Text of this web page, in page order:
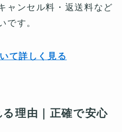
ャンセル料・返送料など
です。
て詳しく見る
理由｜正確で安心